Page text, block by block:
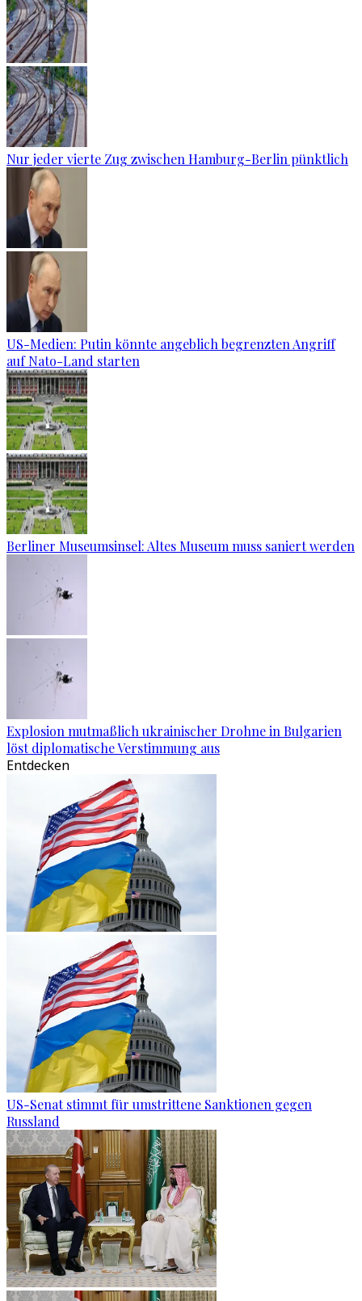
Nur jeder vierte Zug zwischen Hamburg-Berlin pünktlich
US-Medien: Putin könnte angeblich begrenzten Angriff
auf Nato-Land starten
Berliner Museumsinsel: Altes Museum muss saniert werden
Explosion mutmaßlich ukrainischer Drohne in Bulgarien
löst diplomatische Verstimmung aus
Entdecken
US-Senat stimmt für umstrittene Sanktionen gegen
Russland